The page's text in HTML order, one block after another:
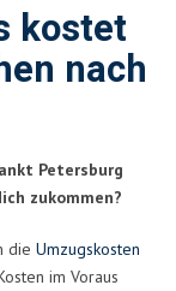
kostet
nach
Petersburg
zukommen?
die Umzugskosten
im Voraus